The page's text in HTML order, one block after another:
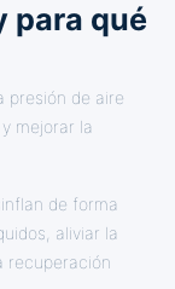
para qué
presión de aire
mejorar la
de forma
aliviar la
recuperación